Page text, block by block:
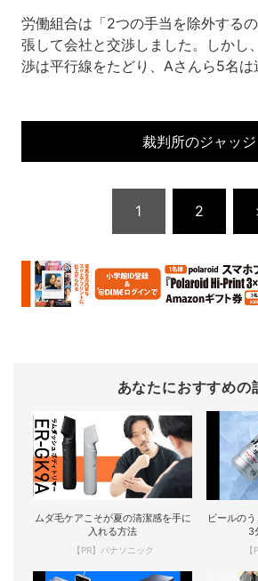
労働組合は「2つの手当を除外する
張して会社と交渉しました。しかし
渉は平行線をたどり、Aさんら5名は
裁判所のジャッジ
1 2
あなたにおすすめの
ムダ毛ケアこそが夏の清潔感を手に
入れる方法
【PR】パナソニック
ビールの
3